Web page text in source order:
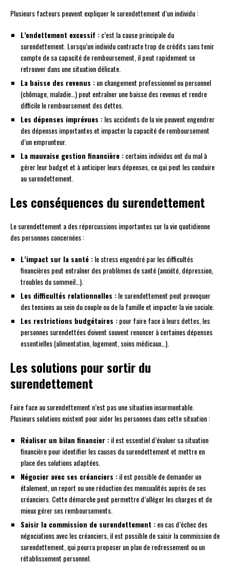
Plusieurs facteurs peuvent expliquer le surendettement d’un individu :
L’endettement excessif :c’est la cause principale du
surendettement. Lorsqu’un individu contracte trop de crédits sans tenir
compte de sa capacité de remboursement, il peut rapidement se
retrouver dans une situation délicate.
La baisse des revenus :un changement professionnel ou personnel
(chômage, maladie…) peut entraîner une baisse des revenus et rendre
difficile le remboursement des dettes.
Les dépenses imprévues :les accidents de la vie peuvent engendrer
des dépenses importantes et impacter la capacité de remboursement
d’un emprunteur.
La mauvaise gestion financière :certains individus ont du mal à
gérer leur budget et à anticiper leurs dépenses, ce qui peut les conduire
au surendettement.
Les conséquences du surendettement
Le surendettement a des répercussions importantes sur la vie quotidienne
des personnes concernées :
L’impact sur la santé :le stress engendré par les difficultés
financières peut entraîner des problèmes de santé (anxiété, dépression,
troubles du sommeil…).
Les difficultés relationnelles :le surendettement peut provoquer
des tensions au sein du couple ou de la famille et impacter la vie sociale.
Les restrictions budgétaires :pour faire face à leurs dettes, les
personnes surendettées doivent souvent renoncer à certaines dépenses
essentielles (alimentation, logement, soins médicaux…).
Les solutions pour sortir du
surendettement
Faire face au surendettement n’est pas une situation insurmontable.
Plusieurs solutions existent pour aider les personnes dans cette situation :
Réaliser un bilan financier :il est essentiel d’évaluer sa situation
financière pour identifier les causes du surendettement et mettre en
place des solutions adaptées.
Négocier avec ses créanciers :il est possible de demander un
étalement, un report ou une réduction des mensualités auprès de ses
créanciers. Cette démarche peut permettre d’alléger les charges et de
mieux gérer ses remboursements.
Saisir la commission de surendettement :en cas d’échec des
négociations avec les créanciers, il est possible de saisir la commission de
surendettement, qui pourra proposer un plan de redressement ou un
rétablissement personnel.